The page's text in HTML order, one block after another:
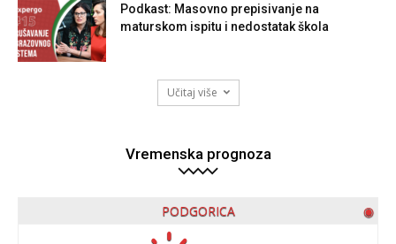
Podkast: Masovno prepisivanje na
maturskom ispitu i nedostatak škola
Učitaj više
Vremenska prognoza
PODGORICA ◉